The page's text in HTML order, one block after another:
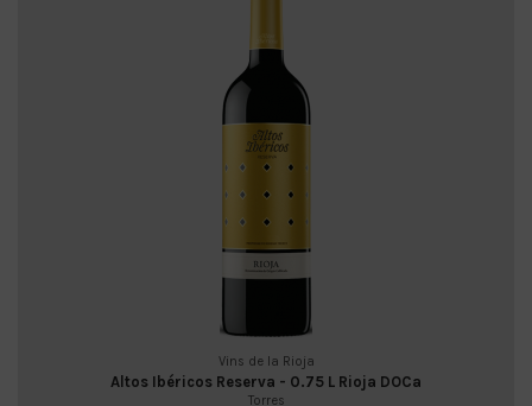
Vins de la Rioja
Altos Ibéricos Reserva - 0.75 L Rioja DOCa
Torres